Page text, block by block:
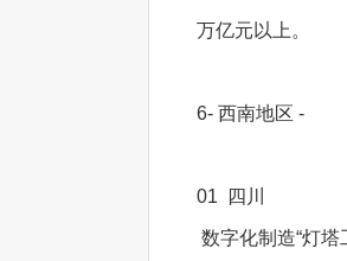
万亿元以上。
6- 西南地区 -
01 四川
数字化制造“灯塔